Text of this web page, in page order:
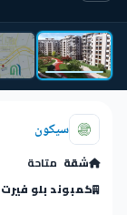
سيكون
شقة متاحة
كمبوند بلو